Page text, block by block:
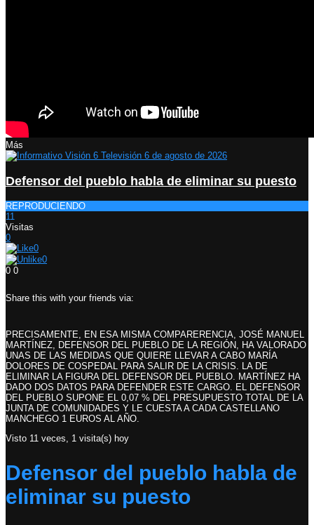
Más
Defensor del pueblo habla de eliminar su puesto
REPRODUCIENDO
11
Visitas
0
0
0
0 0
Share this with your friends via:
PRECISAMENTE, EN ESA MISMA COMPARERENCIA, JOSÉ MANUEL
MARTÍNEZ, DEFENSOR DEL PUEBLO DE LA REGIÓN, HA VALORADO
UNAS DE LAS MEDIDAS QUE QUIERE LLEVAR A CABO MARÍA
DOLORES DE COSPEDAL PARA SALIR DE LA CRISIS. LA DE
ELIMINAR LA FIGURA DEL DEFENSOR DEL PUEBLO. MARTÍNEZ HA
DADO DOS DATOS PARA DEFENDER ESTE CARGO. EL DEFENSOR
DEL PUEBLO SUPONE EL 0,07 % DEL PRESUPUESTO TOTAL DE LA
JUNTA DE COMUNIDADES Y LE CUESTA A CADA CASTELLANO
MANCHEGO 1 EUROS AL AÑO.
Visto 11 veces, 1 visita(s) hoy
Defensor del pueblo habla de
eliminar su puesto